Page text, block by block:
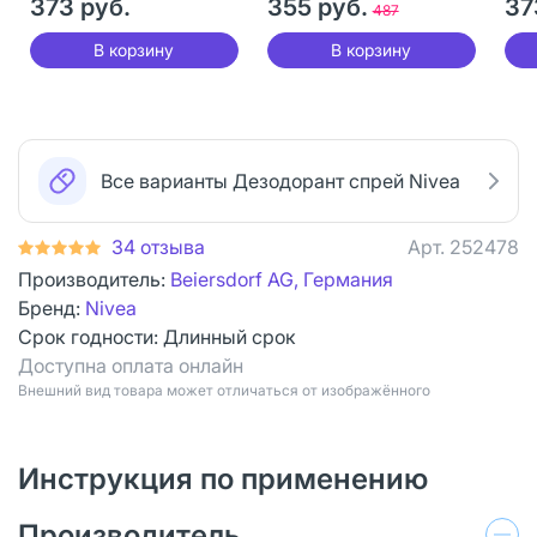
373 руб.
В корзину
355 руб. 487
В корзину
Все варианты Дезодорант спрей Nivea
34 отзыва Арт. 252478
Производитель: Beiersdorf AG, Германия
Бренд: Nivea
Срок годности: Длинный срок
Доступна оплата онлайн
Bнешний вид товара может отличаться от изображённого
Инструкция по применению